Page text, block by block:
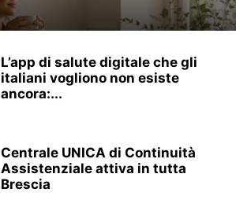
L’app di salute digitale che gli
italiani vogliono non esiste
ancora:...
Centrale UNICA di Continuità
Assistenziale attiva in tutta
Brescia